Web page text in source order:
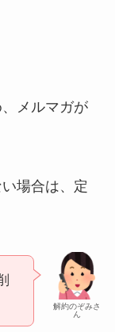
メルマガが
場合は、定
解約のぞみさ
ん